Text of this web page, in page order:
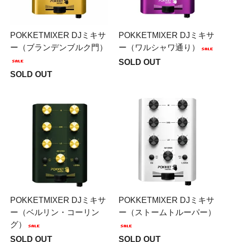
POKKETMIXER DJミキサ
ー（ブランデンブルク門）
SOLD OUT
POKKETMIXER DJミキサ
ー（ワルシャワ通り）
SOLD OUT
POKKETMIXER DJミキサ
ー（ベルリン・コーリン
グ）
SOLD OUT
POKKETMIXER DJミキサ
ー（ストームトルーパー）
SOLD OUT